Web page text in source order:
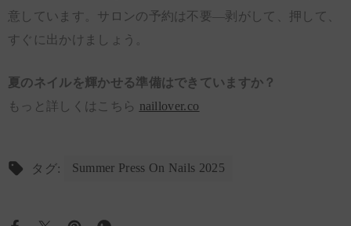
意しています。サロンの予約は不要—剥がして、押して、
すぐに出かけましょう。
夏のネイルを輝かせる準備はできていますか？
もっと詳しくはこちら naillover.co
タグ: Summer Press On Nails 2025